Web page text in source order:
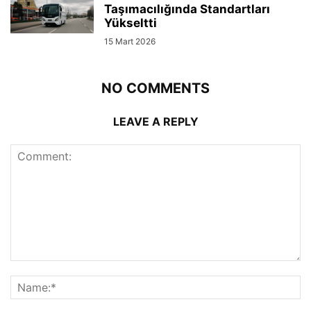
Taşımacılığında Standartları
Yükseltti
15 Mart 2026
NO COMMENTS
LEAVE A REPLY